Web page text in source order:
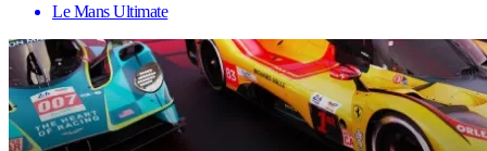
Le Mans Ultimate